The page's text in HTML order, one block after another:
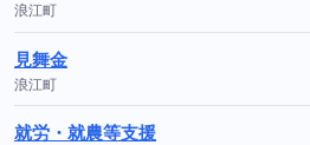
浪江町
見舞金
浪江町
就労・就農等支援